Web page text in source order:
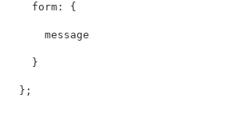
form : {
message
}
};